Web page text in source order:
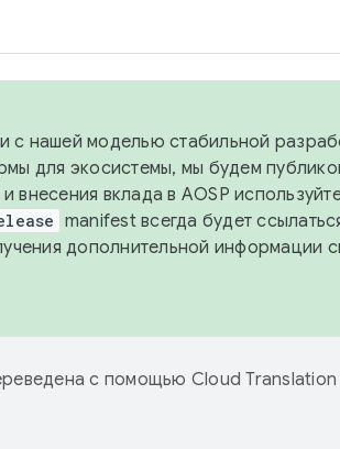
с нашей моделью стабильной
для экосистемы, мы будем
вклада в AOSP
manifest всегда будет
дополнительной информации
с помощью Cloud Translation